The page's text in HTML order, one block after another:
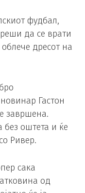
фудбал,
да се врати
дресот на
Гастон
завршена.
оштета и ќе
Ривер.
сака
од